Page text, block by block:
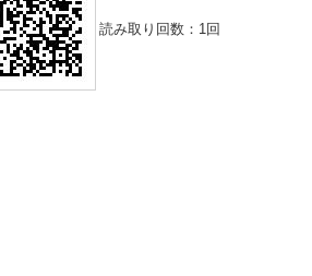
読み取り回数： 1回